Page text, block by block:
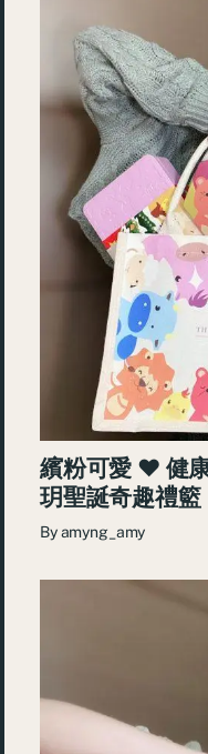
繽粉可愛 ♥ 健
玥聖誕奇趣禮籃
Byamyng_amy